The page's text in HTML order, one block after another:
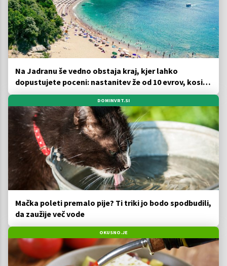
Na Jadranu še vedno obstaja kraj, kjer lahko
dopustujete poceni: nastanitev že od 10 evrov, kosilo
za pet evrov
DOMINVRT.SI
Mačka poleti premalo pije? Ti triki jo bodo spodbudili,
da zaužije več vode
OKUSNO.JE